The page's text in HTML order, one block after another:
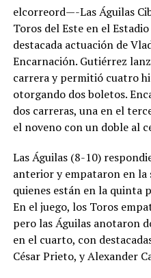
elcorreord—-Las Águilas
Toros del Este en el
destacada actuación de
Encarnación. Gutiérrez
carrera y permitió cuatro
otorgando dos boletos.
dos carreras, una en el
el noveno con un doble al
Las Águilas (8-10)
anterior y empataron en la
quienes están en la quinta
En el juego, los Toros
pero las Águilas anotaron
en el cuarto, con
César Prieto, y Alexander